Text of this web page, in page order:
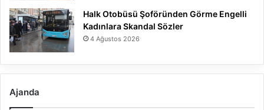
Halk Otobüsü Şoföründen Görme Engelli
Kadınlara Skandal Sözler
4 Ağustos 2026
Ajanda